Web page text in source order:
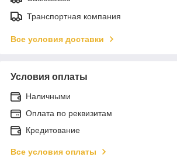
Транспортная компания
Все условия доставки
Условия оплаты
Наличными
Оплата по реквизитам
Кредитование
Все условия оплаты